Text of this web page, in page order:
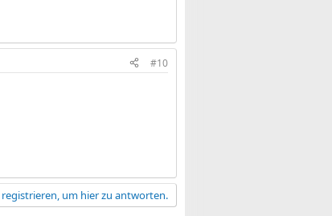
#10
um hier zu antworten.